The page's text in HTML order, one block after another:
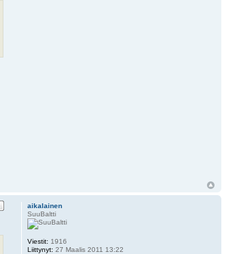
aikalainen
SuuBaltti
Viestit: 1916
Liittynyt: 27 Maalis 2011 13:22